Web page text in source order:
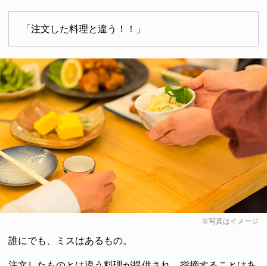
「注文した料理と違う！！」
※写真はイメージ
誰にでも、ミスはあるもの。